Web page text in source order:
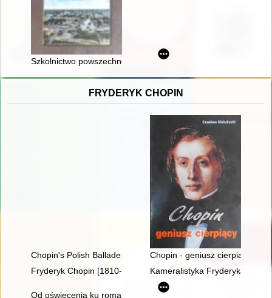
Szkolnictwo powszechne w Kolbuszowej (XVIII-XXI w.)
FRYDERYK CHOPIN
Chopin's Polish Ballade: Op. 38 as Narrative of National
Chopin - geniusz cierpiący
Fryderyk Chopin [1810-1849]
Kameralistyka Fryderyka
Od oświecenia ku romantyzmowi i dalej... Autorzy, dzieła,